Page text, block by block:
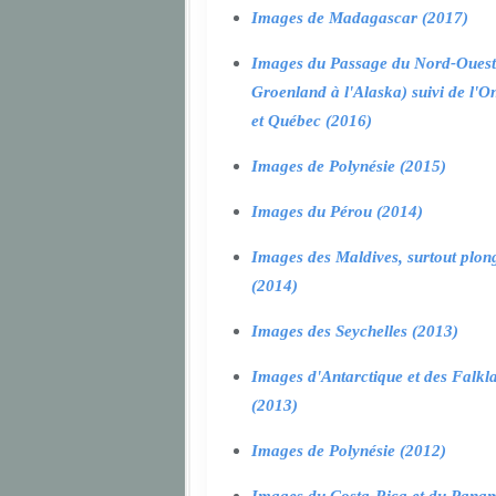
Images de Madagascar (2017)
Images du Passage du Nord-
Groenland à l'Alaska) suivi de
et Québec (2016)
Images de Polynésie (2015)
Images du Pérou (2014)
Images des Maldives, surtout
(2014)
Images des Seychelles (2013)
Images d'Antarctique et des
(2013)
Images de Polynésie (2012)